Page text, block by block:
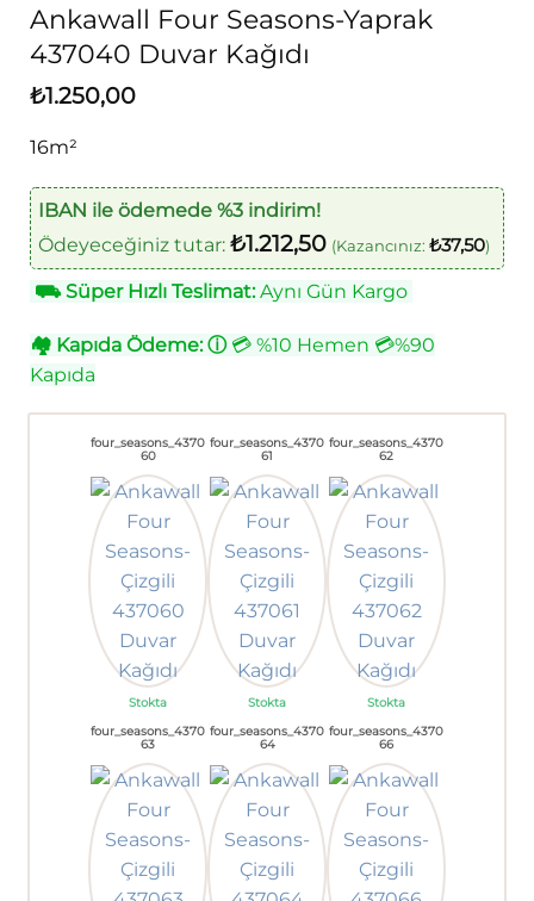
Ankawall Four Seasons-Yaprak
437040 Duvar Kağıdı
₺1.250,00
16m²
IBAN ile ödemede %3 indirim!
Ödeyeceğiniz tutar: ₺1.212,50 (Kazancınız: ₺37,50)
⛟Süper Hızlı Teslimat:Aynı Gün Kargo
🏘 Kapıda Ödeme: ⓘ💳 %10 Hemen 💳%90
Kapıda
four_seasons_4370
60
Stokta
four_seasons_4370
61
Stokta
four_seasons_4370
62
Stokta
four_seasons_4370
63
four_seasons_4370
64
four_seasons_4370
66